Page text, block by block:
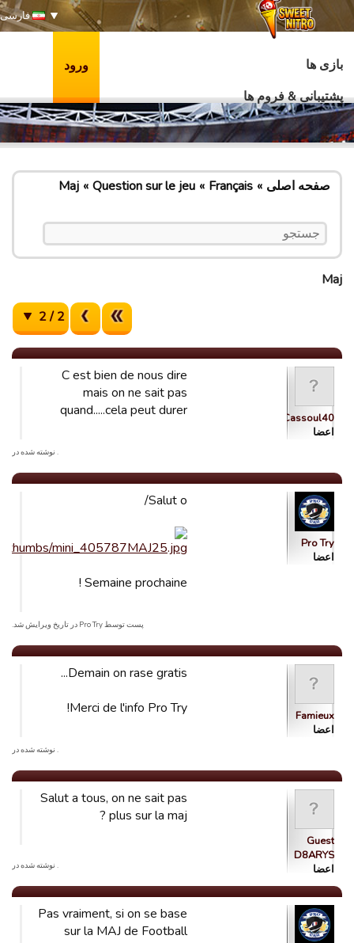
فارسی
بازی ها
پشتیبانی & فروم ها
ورود
صفحه اصلی Français
Question sur le jeu
Maj
Maj
2 / 2
Cassoul40
اعضا
C est bien de nous dire
mais on ne sait pas
quand.....cela peut durer
. نوشته شده در
Pro Try
اعضا
Salut o/
Semaine prochaine !
پست توسط Pro Try در تاریخ ویرایش شد.
Famieux
اعضا
Demain on rase gratis...
Merci de l'info Pro Try!
. نوشته شده در
Guest
D8ARYS
اعضا
Salut a tous, on ne sait pas
plus sur la maj ?
. نوشته شده در
Pas vraiment, si on se base
sur la MAJ de Football